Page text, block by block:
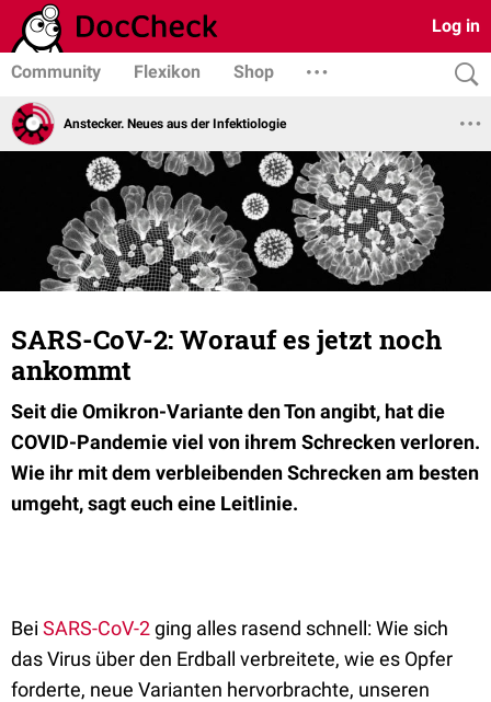
Log in
Community Flexikon Shop
Anstecker. Neues aus der Infektiologie
SARS-CoV-2: Worauf es jetzt noch
ankommt
Seit die Omikron-Variante den Ton angibt, hat die
COVID-Pandemie viel von ihrem Schrecken verloren.
Wie ihr mit dem verbleibenden Schrecken am besten
umgeht, sagt euch eine Leitlinie.
Bei SARS-CoV-2ging alles rasend schnell: Wie sich
das Virus über den Erdball verbreitete, wie es Opfer
forderte, neue Varianten hervorbrachte, unseren